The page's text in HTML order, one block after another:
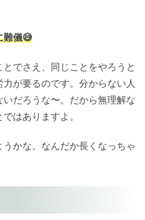
難儀😅
でさえ、同じことをやろうと
が要るのです。分からない人
だろうな〜。だから無理解な
はありますよ。
かな。なんだか長くなっちゃ